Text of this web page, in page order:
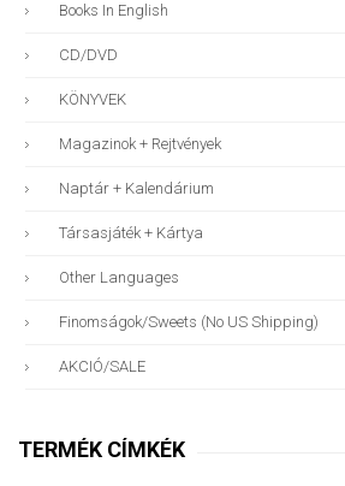
Books In English
CD/DVD
KÖNYVEK
Magazinok + Rejtvények
Naptár + Kalendárium
Társasjáték + Kártya
Other Languages
Finomságok/sweets (no US Shipping)
AKCIÓ/SALE
TERMÉK CÍMKÉK